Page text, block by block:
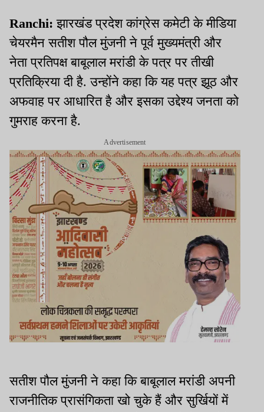
Ranchi:झारखंड प्रदेश कांग्रेस कमेटी के मीडिया
चेयरमैन सतीश पौल मुंजनी ने पूर्व मुख्यमंत्री और
नेता प्रतिपक्ष बाबूलाल मरांडी के पत्र पर तीखी
प्रतिक्रिया दी है. उन्होंने कहा कि यह पत्र झूठ और
अफवाह पर आधारित है और इसका उद्देश्य जनता को
गुमराह करना है.
Advertisement
सतीश पौल मुंजनी ने कहा कि बाबूलाल मरांडी अपनी
राजनीतिक प्रासंगिकता खो चुके हैं और सुर्खियों में